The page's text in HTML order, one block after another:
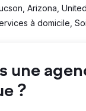
quotidiennement.
Arizona,
à domicile,
une
?